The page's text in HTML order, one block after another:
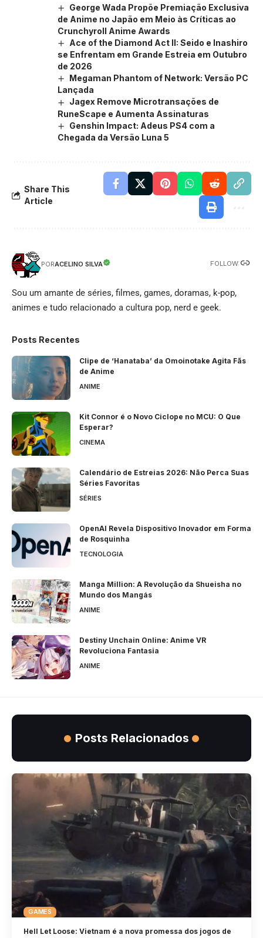
George Wada Propõe Premiação Exclusiva
de Anime no Japão em Meio às Críticas ao
Crunchyroll Anime Awards
Ace of the Diamond Act II: Seido e Inashiro
se Enfrentam em Grande Estreia em Outubro
de 2026
Megaman Phantom of Network: Versão PC
Lançada
Jagex Remove Microtransações de
RuneScape e Aumenta Assinaturas
Genshin Impact: Adeus PS4 com a
Chegada da Versão Luna 5
Share This
Article
PORACELINO SILVA FOLLOW:
Sou um amante de séries, filmes, games, doramas, k-pop,
animes e tudo relacionado a cultura pop, nerd e geek.
Posts Recentes
Clipe de ‘Hanataba’ da Omoinotake Agita Fãs
de Anime
ANIME
Kit Connor é o Novo Ciclope no MCU: O Que
Esperar?
CINEMA
Calendário de Estreias 2026: Não Perca Suas
Séries Favoritas
SÉRIES
OpenAI Revela Dispositivo Inovador em Forma
de Rosquinha
TECNOLOGIA
Manga Million: A Revolução da Shueisha no
Mundo dos Mangás
ANIME
Destiny Unchain Online: Anime VR
Revoluciona Fantasia
ANIME
Posts Relacionados
GAMES
Hell Let Loose: Vietnam é a nova promessa dos jogos de